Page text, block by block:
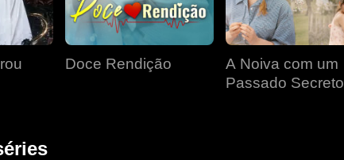
Doce Rendição
A Noiva com um
Passado Secreto